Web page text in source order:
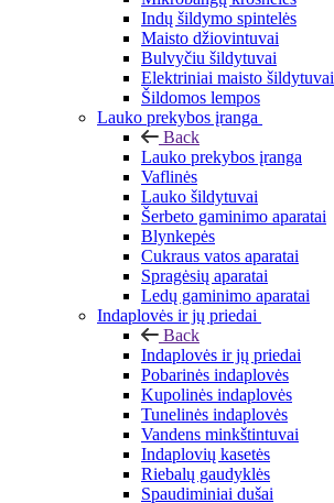
Indų šildymo spintelės
Maisto džiovintuvai
Bulvyčiu šildytuvai
Elektriniai maisto šildytuvai
Šildomos lempos
Lauko prekybos įranga
Back
Lauko prekybos įranga
Vaflinės
Lauko šildytuvai
Šerbeto gaminimo aparatai
Blynkepės
Cukraus vatos aparatai
Spragėsių aparatai
Ledų gaminimo aparatai
Indaplovės ir jų priedai
Back
Indaplovės ir jų priedai
Pobarinės indaplovės
Kupolinės indaplovės
Tunelinės indaplovės
Vandens minkštintuvai
Indaplovių kasetės
Riebalų gaudyklės
Spaudiminiai dušai